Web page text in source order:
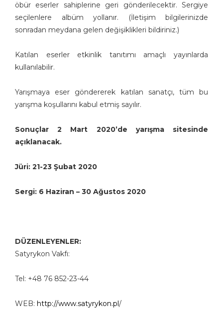
öbür eserler sahiplerine geri gönderilecektir. Sergiye
seçilenlere albüm yollanır. (İletişim bilgilerinizde
sonradan meydana gelen değişiklikleri bildiriniz.)
Katılan eserler etkinlik tanıtımı amaçlı yayınlarda
kullanılabilir.
Yarışmaya eser göndererek katılan sanatçı, tüm bu
yarışma koşullarını kabul etmiş sayılır.
Sonuçlar 2 Mart 2020’de yarışma sitesinde
açıklanacak.
Jüri: 21-23 Şubat 2020
Sergi: 6 Haziran – 30 Ağustos 2020
DÜZENLEYENLER:
Satyrykon Vakfı:
Tel: +48 76 852-23-44
WEB: http://www.satyrykon.pl /